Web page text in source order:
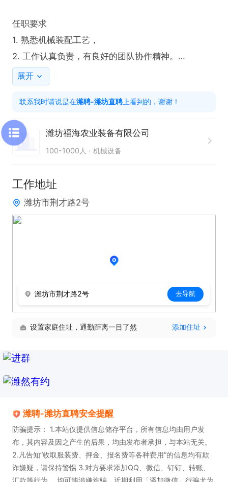
任职要求
1. 熟悉机械装配工艺，
2. 工作认真负责，有良好的团队协作精神。
3. 有机械装配工作经验者优先。
展开
联系我时请说是在潍聘-潍坊直聘 上看到的，谢谢！
潍坊福海农业装备有限公司
100-1000人 机械设备
工作地址
潍坊市荆才路2号
潍坊市荆才路2号 去导航
设置家庭住址，通勤距离一目了然 添加住址
潍聘-潍坊直聘安全提醒
防骗提示： 1.本站仅提供信息储存平台，所有信息均由用户发
布，其内容及因之产生的后果，均由发布者承担，与本站无关。
2.凡告知”收取服装费、押金、报名费等各种费用”的信息均有欺
诈嫌疑，请保持警惕 3.对方要求添加QQ、微信、钉钉、转账、